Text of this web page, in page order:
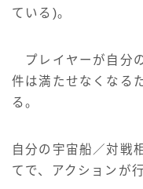
ている)。
プレイヤーが自分
件は満たせなくなる
る。
自分の宇宙船／対戦
てで、アクションが